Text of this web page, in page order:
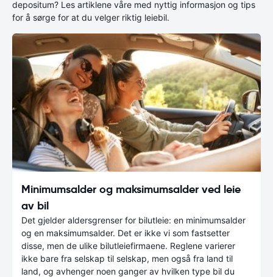
depositum? Les artiklene våre med nyttig informasjon og tips
for å sørge for at du velger riktig leiebil.
Minimumsalder og maksimumsalder ved leie
av bil
Det gjelder aldersgrenser for bilutleie: en minimumsalder
og en maksimumsalder. Det er ikke vi som fastsetter
disse, men de ulike bilutleiefirmaene. Reglene varierer
ikke bare fra selskap til selskap, men også fra land til
land, og avhenger noen ganger av hvilken type bil du